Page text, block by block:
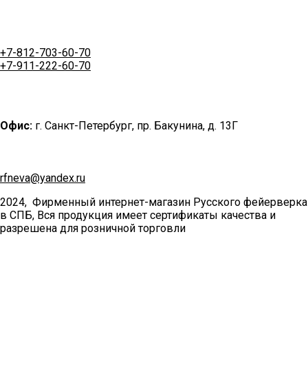
+7-812-703-60-70
+7-911-222-60-70
Офис: г. Санкт-Петербург, пр. Бакунина, д. 13Г
rfneva@yandex.ru
2024, Фирменный интернет-магазин Русского фейерверка
в СПБ, Вся продукция имеет сертификаты качества и
разрешена для розничной торговли